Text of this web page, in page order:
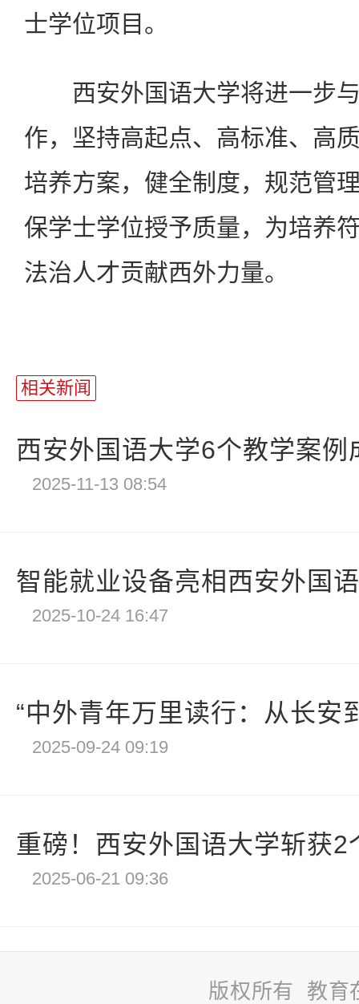
士学位项目。
西安外国语大学将进一步与
作，坚持高起点、高标准、高
培养方案，健全制度，规范管
保学士学位授予质量，为培养
法治人才贡献西外力量。
相关新闻
西安外国语大学6个教学案
2025-11-13 08:54
智能就业设备亮相西安外国
2025-10-24 16:47
“中外青年万里读行：从长安
2025-09-24 09:19
重磅！西安外国语大学斩获
2025-06-21 09:36
版权所有 教育